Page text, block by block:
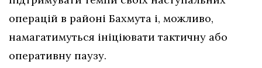
операцій в районі Бахмута і, можливо,
намагатимуться ініціювати тактичну або
оперативну паузу.